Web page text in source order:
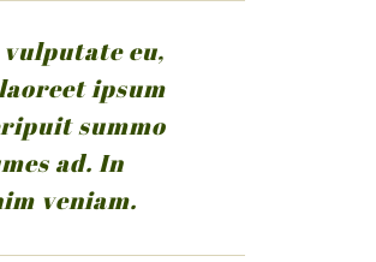
eu,
ipsum
summo
ad. In
veniam.